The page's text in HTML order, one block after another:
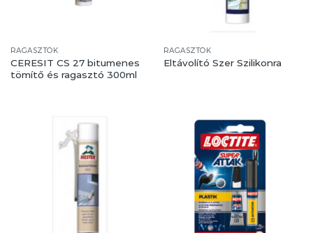
RAGASZTÓK
CERESIT CS 27 bitumenes
tömítő és ragasztó 300ml
RAGASZTÓK
Eltávolító Szer Szilikonra